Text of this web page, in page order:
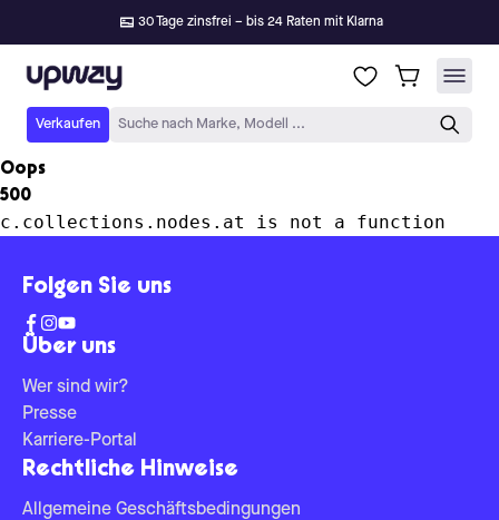
30 Tage zinsfrei – bis 24 Raten mit Klarna
Upway
Verkaufen Suche nach Marke, Modell ...
Oops
500
c.collections.nodes.at is not a function
Über uns
Wer sind wir?
Presse
Karriere-Portal
Rechtliche Hinweise
Allgemeine Geschäftsbedingungen
Folgen Sie uns